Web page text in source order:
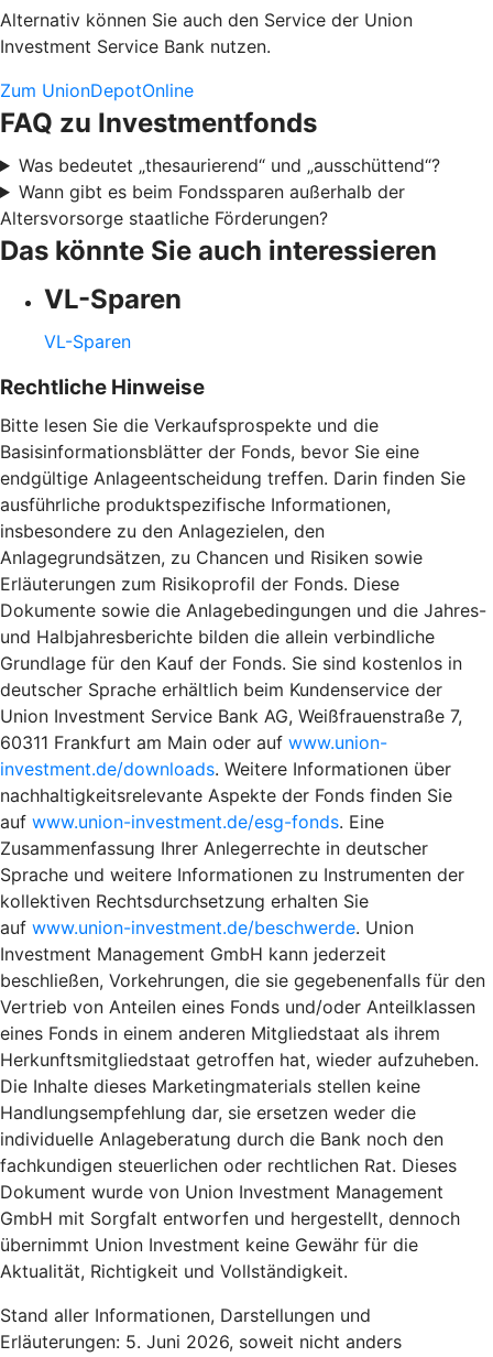
Alternativ können Sie auch den Service der Union
Investment Service Bank nutzen.
Zum UnionDepotOnline
FAQ zu Investmentfonds
Was bedeutet „thesaurierend“ und „ausschüttend“?
Wann gibt es beim Fondssparen außerhalb der
Altersvorsorge staatliche Förderungen?
Das könnte Sie auch interessieren
VL-Sparen
VL-Sparen
Rechtliche Hinweise
Bitte lesen Sie die Verkaufsprospekte und die
Basisinformationsblätter der Fonds, bevor Sie eine
endgültige Anlageentscheidung treffen. Darin finden Sie
ausführliche produktspezifische Informationen,
insbesondere zu den Anlagezielen, den
Anlagegrundsätzen, zu Chancen und Risiken sowie
Erläuterungen zum Risikoprofil der Fonds. Diese
Dokumente sowie die Anlagebedingungen und die Jahres-
und Halbjahresberichte bilden die allein verbindliche
Grundlage für den Kauf der Fonds. Sie sind kostenlos in
deutscher Sprache erhältlich beim Kundenservice der
Union Investment Service Bank AG, Weißfrauenstraße 7,
60311 Frankfurt am Main oder auf www.union-
investment.de/downloads. Weitere Informationen über
nachhaltigkeitsrelevante Aspekte der Fonds finden Sie
auf www.union-investment.de/esg-fonds. Eine
Zusammenfassung Ihrer Anlegerrechte in deutscher
Sprache und weitere Informationen zu Instrumenten der
kollektiven Rechtsdurchsetzung erhalten Sie
auf www.union-investment.de/beschwerde. Union
Investment Management GmbH kann jederzeit
beschließen, Vorkehrungen, die sie gegebenenfalls für den
Vertrieb von Anteilen eines Fonds und/oder Anteilklassen
eines Fonds in einem anderen Mitgliedstaat als ihrem
Herkunftsmitgliedstaat getroffen hat, wieder aufzuheben.
Die Inhalte dieses Marketingmaterials stellen keine
Handlungsempfehlung dar, sie ersetzen weder die
individuelle Anlageberatung durch die Bank noch den
fachkundigen steuerlichen oder rechtlichen Rat. Dieses
Dokument wurde von Union Investment Management
GmbH mit Sorgfalt entworfen und hergestellt, dennoch
übernimmt Union Investment keine Gewähr für die
Aktualität, Richtigkeit und Vollständigkeit.
Stand aller Informationen, Darstellungen und
Erläuterungen: 5. Juni 2026, soweit nicht anders